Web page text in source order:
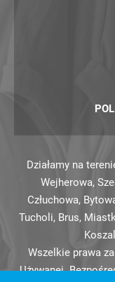
Działamy na
Wejherowa,
Człuchowa,
Tucholi, Brus,
Wszelkie prawa
Używanej.